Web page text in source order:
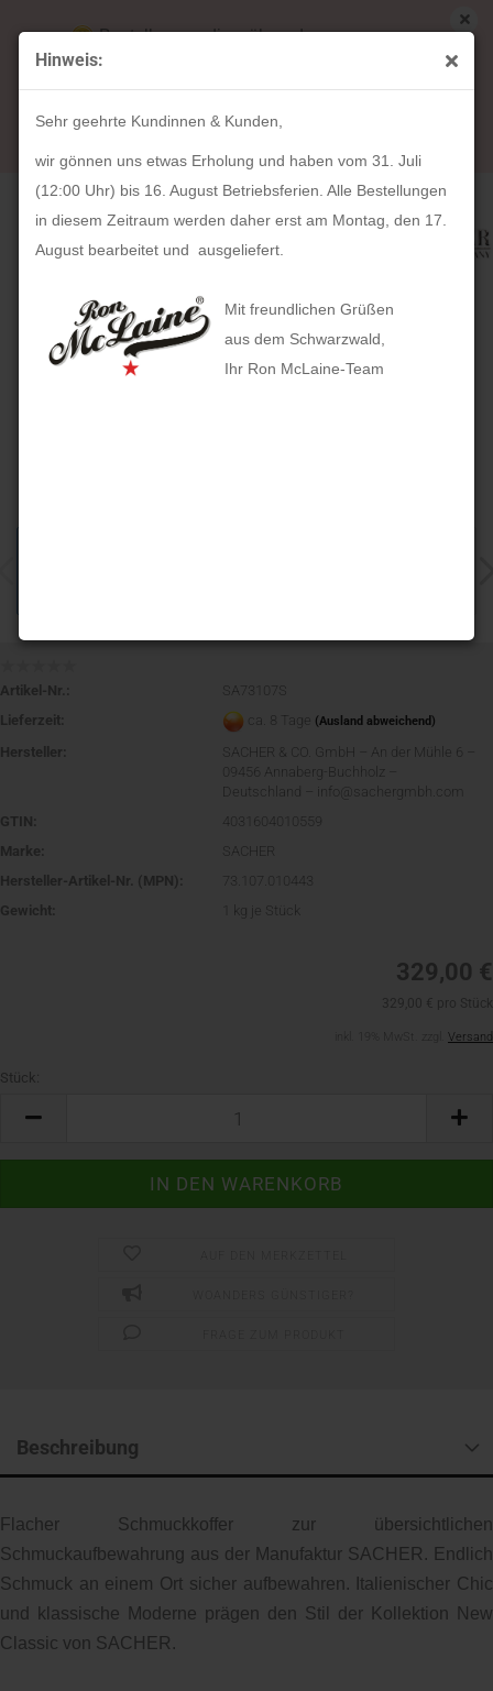
Hinweis:
Sehr geehrte Kundinnen & Kunden,
wir gönnen uns etwas Erholung und haben vom 31. Juli
(12:00 Uhr) bis 16. August Betriebsferien. Alle Bestellungen
in diesem Zeitraum werden daher erst am Montag, den 17.
August bearbeitet und ausgeliefert.
Mit freundlichen Grüßen
aus dem Schwarzwald,
Ihr Ron McLaine-Team
Bestellungen die während unserer
Betriebsferien (31. Juli ab 12:00 Uhr bis 16.
August) aufgegeben werden, werden ab Montag,
17. August bearbeitet und versendet.
« Erster « zurück weiter »
Letzter »
Artikel in dieser Kategorie
Schmuckkoffer Katja New Classic Echtleder (schwarz)
Artikel-Nr.:
SA73107S
Lieferzeit:
ca. 8 Tage (Ausland abweichend)
Hersteller:
SACHER & CO. GmbH – An der Mühle 6 –
09456 Annaberg-Buchholz –
Deutschland – info@sachergmbh.com
GTIN:
4031604010559
Marke:
SACHER
Hersteller-Artikel-Nr. (MPN):
73.107.010443
Gewicht:
kg je Stück
329,00 €
Versand
Stück:
Beschreibung
Flacher Schmuckkoffer zur übersichtlichen
Schmuckaufbewahrung aus der Manufaktur SACHER. Endlich
Schmuck an einem Ort sicher aufbewahren.
Italienischer Chic
und klassische Moderne prägen den Stil der Kollektion New
Classic von SACHER.